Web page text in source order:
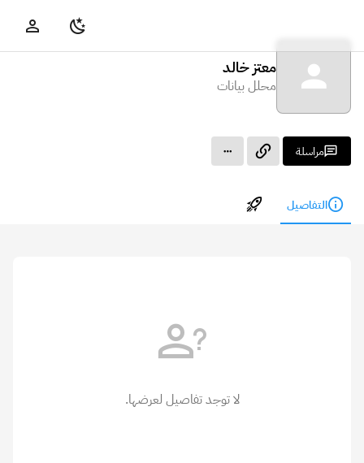
معتز خالد
محلل بيانات
مراسلة
التفاصيل
لا توجد تفاصيل لعرضها.